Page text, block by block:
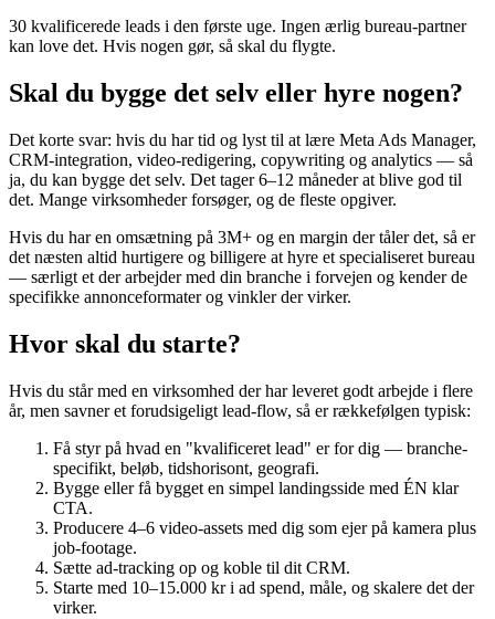
30 kvalificerede leads i den første uge. Ingen ærlig bureau-partner
kan love det. Hvis nogen gør, så skal du flygte.
Skal du bygge det selv eller hyre nogen?
Det korte svar: hvis du har tid og lyst til at lære Meta Ads Manager,
CRM-integration, video-redigering, copywriting og analytics — så
ja, du kan bygge det selv. Det tager 6–12 måneder at blive god til
det. Mange virksomheder forsøger, og de fleste opgiver.
Hvis du har en omsætning på 3M+ og en margin der tåler det, så er
det næsten altid hurtigere og billigere at hyre et specialiseret bureau
— særligt et der arbejder med din branche i forvejen og kender de
specifikke annonceformater og vinkler der virker.
Hvor skal du starte?
Hvis du står med en virksomhed der har leveret godt arbejde i flere
år, men savner et forudsigeligt lead-flow, så er rækkefølgen typisk:
Få styr på hvad en "kvalificeret lead" er for dig — branche-
specifikt, beløb, tidshorisont, geografi.
Bygge eller få bygget en simpel landingsside med ÉN klar
CTA.
Producere 4–6 video-assets med dig som ejer på kamera plus
job-footage.
Sætte ad-tracking op og koble til dit CRM.
Starte med 10–15.000 kr i ad spend, måle, og skalere det der
virker.